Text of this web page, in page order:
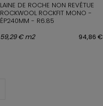
LAINE DE ROCHE NON REVÊTUE
ROCKWOOL ROCKFIT MONO -
ÉP240MM - R6.85
94,86 €
59,29 € m2